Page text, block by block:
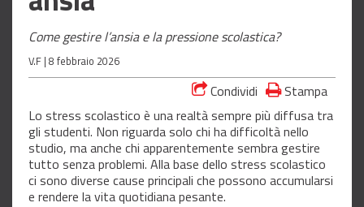
Come gestire l’ansia e la pressione scolastica?
V.F | 8 febbraio 2026
Condividi
Stampa
Lo stress scolastico è una realtà sempre più diffusa tra
gli studenti. Non riguarda solo chi ha difficoltà nello
studio, ma anche chi apparentemente sembra gestire
tutto senza problemi. Alla base dello stress scolastico
ci sono diverse cause principali che possono accumularsi
e rendere la vita quotidiana pesante.